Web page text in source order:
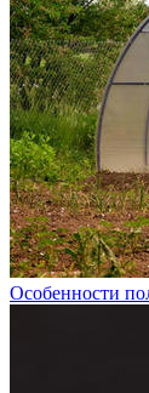
Особенности